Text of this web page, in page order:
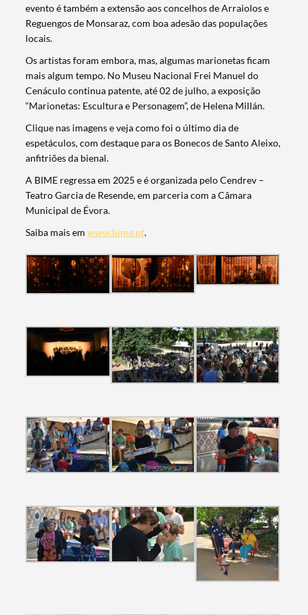
Search term
evento é também a extensão aos concelhos de Arraiolos e
Reguengos de Monsaraz, com boa adesão das populações
locais.
Os artistas foram embora, mas, algumas marionetas ficam
mais algum tempo. No Museu Nacional Frei Manuel do
Cenáculo continua patente, até 02 de julho, a exposição
“Marionetas: Escultura e Personagem”, de Helena Millán.
Clique nas imagens e veja como foi o último dia de
espetáculos, com destaque para os Bonecos de Santo Aleixo,
anfitriões da bienal.
A BIME regressa em 2025 e é organizada pelo Cendrev –
Teatro Garcia de Resende, em parceria com a Câmara
Municipal de Évora.
Saiba mais emwww.bime.pt.